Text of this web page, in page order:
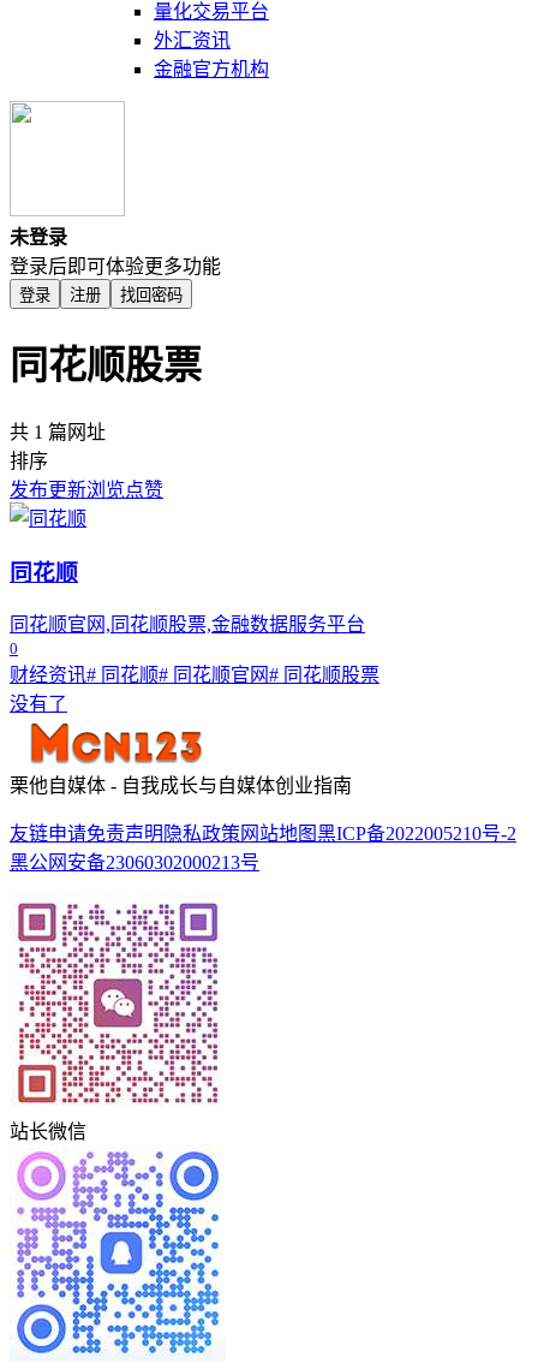
量化交易平台
外汇资讯
金融官方机构
未登录
登录后即可体验更多功能
登录 注册 找回密码
同花顺股票
共 1 篇网址
排序
发布更新浏览点赞
同花顺
同花顺官网,同花顺股票,金融数据服务平台
0
财经资讯# 同花顺# 同花顺官网# 同花顺股票
没有了
栗他自媒体 - 自我成长与自媒体创业指南
友链申请免责声明 隐私政策 网站地图黑ICP备2022005210号-2
黑公网安备23060302000213号
站长微信